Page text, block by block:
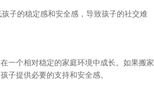
子的稳定感和安全感，导致孩子的社交难
一个相对稳定的家庭环境中成长。如果搬家
子提供必要的支持和安全感。